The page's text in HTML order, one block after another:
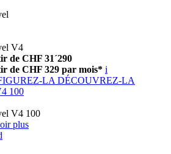
V4
de CHF 31´290
de CHF 329 par mois* i
LA DÉCOUVREZ-LA
100
V4 100
plus